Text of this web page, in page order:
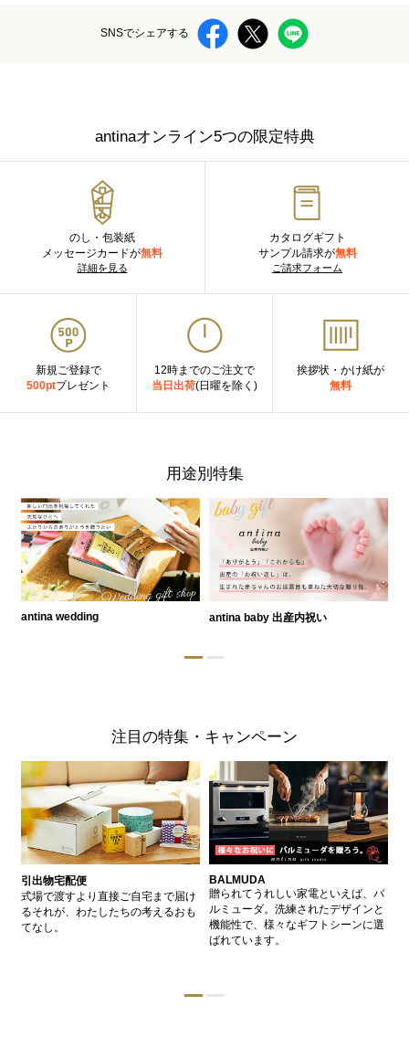
SNSでシェアする
antinaオンライン5つの限定特典
のし・包装紙
メッセージカードが無料
詳細を見る
カタログギフト
サンプル請求が無料
ご請求フォーム
新規ご登録で
500ptプレゼント
12時までのご注文で
当日出荷(日曜を除く)
挨拶状・かけ紙が
無料
用途別特集
antina wedding antina baby 出産内祝い
注目の特集・キャンペーン
引出物宅配便
式場で渡すより直接ご自宅まで届け
るそれが、わたしたちの考えるおも
てなし。
BALMUDA
贈られてうれしい家電といえば、バ
ルミューダ。洗練されたデザインと
機能性で、様々なギフトシーンに選
ばれています。